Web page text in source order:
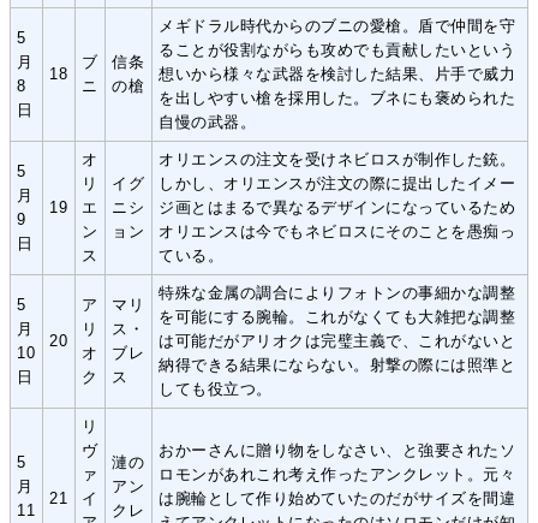
5
月
8
日
18
ブ
ニ
信条
の槍
メギドラル時代からのブニの愛槍。盾で仲間を守
ることが役割ながらも攻めでも貢献したいという
想いから様々な武器を検討した結果、片手で威力
を出しやすい槍を採用した。ブネにも褒められた
自慢の武器。
5
月
9
日
19
オ
リ
エ
ン
ス
イグ
ニシ
ョン
オリエンスの注文を受けネビロスが制作した銃。
しかし、オリエンスが注文の際に提出したイメー
ジ画とはまるで異なるデザインになっているため
オリエンスは今でもネビロスにそのことを愚痴っ
ている。
5
月
10
日
20
ア
リ
オ
ク
マリ
ス・
ブレ
ス
特殊な金属の調合によりフォトンの事細かな調整
を可能にする腕輪。これがなくても大雑把な調整
は可能だがアリオクは完璧主義で、これがないと
納得できる結果にならない。射撃の際には照準と
しても役立つ。
5
月
11
21
リ
ヴ
ァ
イ
漣の
アン
クレ
おかーさんに贈り物をしなさい、と強要されたソ
ロモンがあれこれ考え作ったアンクレット。元々
は腕輪として作り始めていたのだがサイズを間違